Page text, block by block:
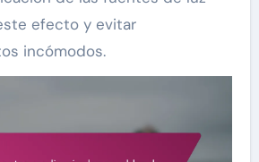
efecto y evitar
incómodos.